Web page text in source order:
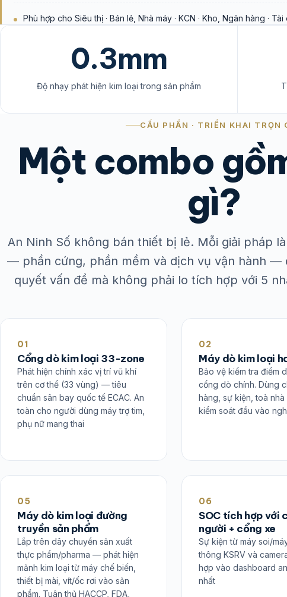
Phù hợp cho Siêu thị · Bán lẻ, Nhà máy · KCN · Kho, Ngân hàng · Tài
0.3mm
Độ nhạy phát hiện kim loại trong sản phẩm
CẤU PHẦN · TRIỂN KHAI TRỌN
Một combo
gì?
An Ninh Số không bán thiết bị lẻ. Mỗi giải pháp
— phần cứng, phần mềm và dịch vụ vận hành —
quyết vấn đề mà không phải lo tích hợp với 5
01
Cổng dò kim loại 33-zone
Phát hiện chính xác vị trí vũ khí
trên cơ thể (33 vùng) — tiêu
chuẩn sân bay quốc tế ECAC. An
toàn cho người dùng máy trợ tim,
phụ nữ mang thai
02
Máy dò kim loại
Bảo vệ kiểm tra điểm
cổng dò chính. Dùng
hàng, sự kiện, toà
kiểm soát đầu vào
05
Máy dò kim loại đường
truyền sản phẩm
Lắp trên dây chuyền sản xuất
thực phẩm/pharma — phát hiện
mảnh kim loại từ máy chế biến,
thiết bị mài, vít/ốc rơi vào sản
phẩm. Tuân thủ HACCP, FDA,
06
SOC tích hợp với
người + cổng xe
Sự kiện từ máy soi/
thông KSRV và
hợp vào dashboard
nhất